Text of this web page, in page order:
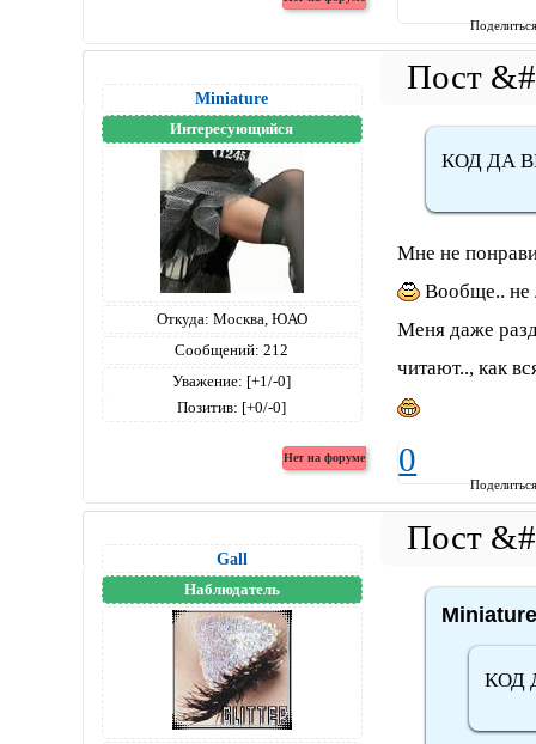
Miniature
Интересующийся
Откуда: Москва, ЮАО
Сообщений: 212
Уважение: [+1/-0]
Позитив: [+0/-0]
КОД ДА
Мне не
Вообще.. не
Меня даже
читают.., как
0
Gall
Наблюдатель
КОД